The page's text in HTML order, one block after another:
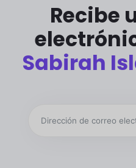
Recibe
Sabirah